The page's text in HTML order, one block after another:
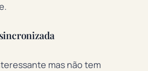
mas não tem